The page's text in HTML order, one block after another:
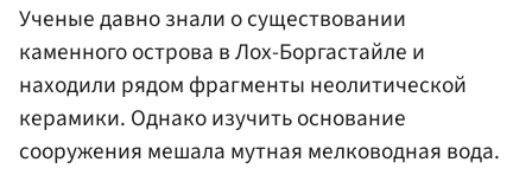
Ученые давно знали о существовании
каменного острова в Лох-Боргастайле и
находили рядом фрагменты неолитической
керамики. Однако изучить основание
сооружения мешала мутная мелководная вода.